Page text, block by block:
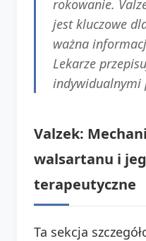
rokowanie.
jest kluczowe
ważna
Lekarze
indywidualnymi
Valzek:
walsartanu i
terapeutyczne
Ta sekcja